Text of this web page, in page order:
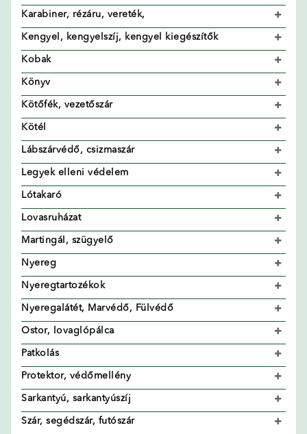
Karabiner, rézáru, vereték,
Kengyel, kengyelszíj, kengyel kiegészítők
Kobak
Könyv
Kötőfék, vezetőszár
Kötél
Lábszárvédő, csizmaszár
Legyek elleni védelem
Lótakaró
Lovasruházat
Martingál, szügyelő
Nyereg
Nyeregtartozékok
Nyeregalátét, Marvédő, Fülvédő
Ostor, lovaglópálca
Patkolás
Protektor, védőmellény
Sarkantyú, sarkantyúszíj
Szár, segédszár, futószár